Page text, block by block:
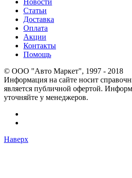
Новости
Статьи
Доставка
Оплата
Акции
Контакты
Помощь
© OOO "Авто Маркет", 1997 - 2018
Информация на сайте носит
является публичной офертой.
уточняйте у менеджеров.
Наверх